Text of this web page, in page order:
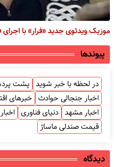
موزیک ویدئوی جدید «فرار» با اجرای
پیوندها
در لحظه با خبر شوید پشت
اخبار جنجالی حوادث خبرهای
اخبار مشهد دنیای فناوری
قیمت صندلی ماساژ
دیدگاه